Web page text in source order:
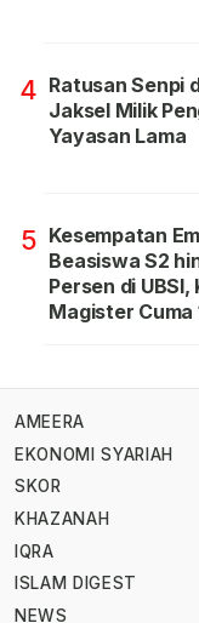
4 Ratusan Senpi
Jaksel Milik
Yayasan Lama
5 Kesempatan
Beasiswa S2
Persen di UBSI,
Magister Cuma
AMEERA
EKONOMI SYARIAH
SKOR
KHAZANAH
IQRA
ISLAM DIGEST
NEWS